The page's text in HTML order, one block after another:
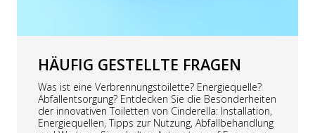
HÄUFIG GESTELLTE FRAGEN
Was ist eine Verbrennungstoilette? Energiequelle?
Abfallentsorgung? Entdecken Sie die Besonderheiten
der innovativen Toiletten von Cinderella: Installation,
Energiequellen, Tipps zur Nutzung, Abfallbehandlung